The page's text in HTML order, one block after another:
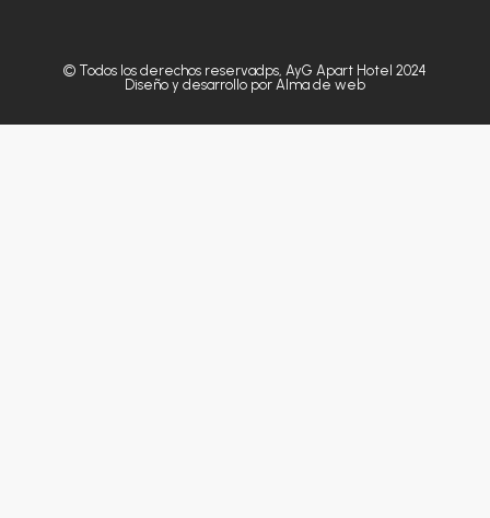
© Todos los derechos reservadps, AyG Apart Hotel 2024
Diseño y desarrollo por Alma de web